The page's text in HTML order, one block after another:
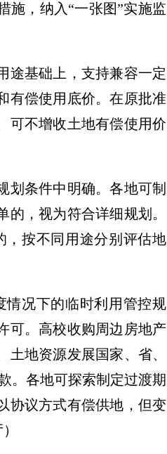
施，纳入“一张图”实施监
途基础上，支持兼容一定
有偿使用底价。在原批准
可不增收土地有偿使用价
划条件中明确。各地可制
，视为符合详细规划。
，按不同用途分别评估地
情况下的临时利用管控规
可。高校收购周边房地产
地资源发展国家、省、
。各地可探索制定过渡期
协议方式有偿供地，但变